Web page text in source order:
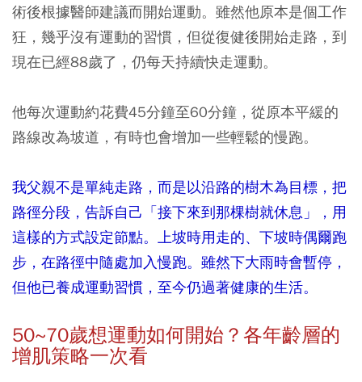
術後根據醫師建議而開始運動。雖然他原本是個工作
狂，幾乎沒有運動的習慣，但從復健後開始走路，到
現在已經88歲了，仍每天持續快走運動。
他每次運動約花費45分鐘至60分鐘，從原本平緩的
路線改為坡道，有時也會增加一些輕鬆的慢跑。
我父親不是單純走路，而是以沿路的樹木為目標，把
路徑分段，告訴自己「接下來到那棵樹就休息」，用
這樣的方式設定節點。上坡時用走的、下坡時偶爾跑
步，在路徑中隨處加入慢跑。雖然下大雨時會暫停，
但他已養成運動習慣，至今仍過著健康的生活。
50~70歲想運動如何開始？各年齡層的
增肌策略一次看